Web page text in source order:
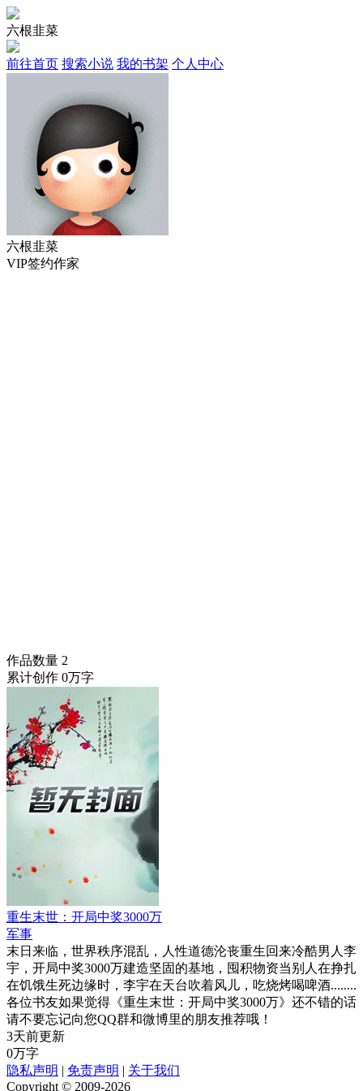
六根韭菜
前往首页 搜索小说 我的书架 个人中心
六根韭菜
VIP签约作家
作品数量 2
累计创作 0万字
重生末世：开局中奖3000万
军事
末日来临，世界秩序混乱，人性道德沦丧重生回来冷酷男人李
宇，开局中奖3000万建造坚固的基地，囤积物资当别人在挣扎
在饥饿生死边缘时，李宇在天台吹着风儿，吃烧烤喝啤酒........
各位书友如果觉得《重生末世：开局中奖3000万》还不错的话
请不要忘记向您QQ群和微博里的朋友推荐哦！
3天前更新
0万字
隐私声明 | 免责声明 | 关于我们
Copyright © 2009-2026